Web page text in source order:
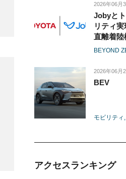
2026年06月
Jobyと
リティ
直離着陸
生産を行
-商用生
備を本格
BEYOND
2026年06月
BEV
モビリティ
アクセスランキング